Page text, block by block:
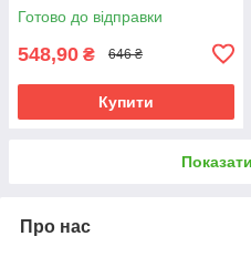
Готово до відправки
548,90 ₴ 646 ₴
Купити
Про нас